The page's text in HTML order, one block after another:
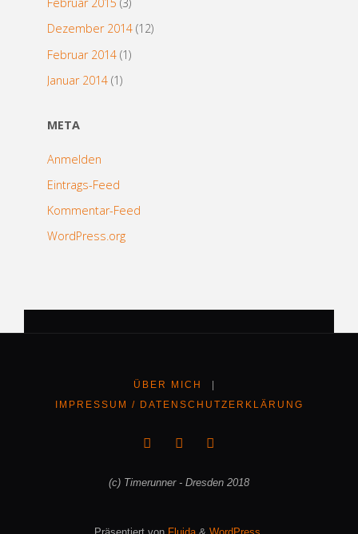
Dezember 2014(12)
Februar 2014(1)
Januar 2014(1)
META
Anmelden
Eintrags-Feed
Kommentar-Feed
WordPress.org
ÜBER MICH
IMPRESSUM / DATENSCHUTZERKLÄRUNG
(c) Timerunner - Dresden 2018